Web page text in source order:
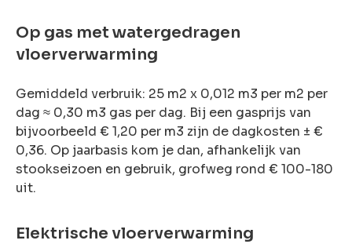
Op gas met watergedragen
vloerverwarming
Gemiddeld verbruik: 25 m2 x 0,012 m3 per m2 per
dag ≈ 0,30 m3 gas per dag. Bij een gasprijs van
bijvoorbeeld € 1,20 per m3 zijn de dagkosten ± €
0,36. Op jaarbasis kom je dan, afhankelijk van
stookseizoen en gebruik, grofweg rond € 100-180
uit.
Elektrische vloerverwarming